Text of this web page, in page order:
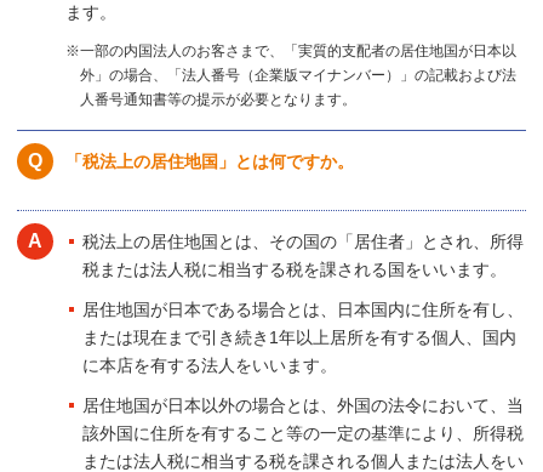
ます。
※一部の内国法人のお客さまで、「実質的支配者の居住地国が日本以
外」の場合、「法人番号（企業版マイナンバー）」の記載および法
人番号通知書等の提示が必要となります。
「税法上の居住地国」とは何ですか。
税法上の居住地国とは、その国の「居住者」とされ、所得
税または法人税に相当する税を課される国をいいます。
居住地国が日本である場合とは、日本国内に住所を有し、
または現在まで引き続き1年以上居所を有する個人、国内
に本店を有する法人をいいます。
居住地国が日本以外の場合とは、外国の法令において、当
該外国に住所を有すること等の一定の基準により、所得税
または法人税に相当する税を課される個人または法人をい